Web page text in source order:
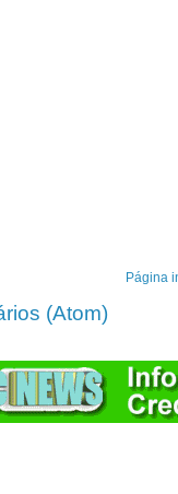
Página
(Atom)